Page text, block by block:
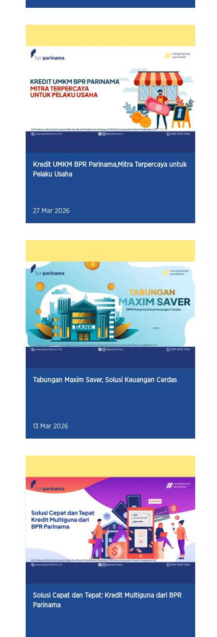
Kredit UMKM BPR Parinama,Mitra Terpercaya untuk
Pelaku Usaha
27 Mar 2026
Tabungan Maxim Saver, Solusi Keuangan Cerdas
13 Mar 2026
Solusi Cepat dan Tepat: Kredit Multiguna dari BPR
Parinama